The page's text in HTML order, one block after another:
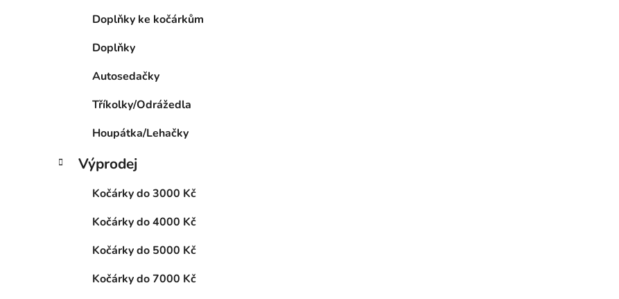
Doplňky ke kočárkům
Doplňky
Autosedačky
Tříkolky/Odrážedla
Houpátka/Lehačky
Výprodej
Kočárky do 3000 Kč
Kočárky do 4000 Kč
Kočárky do 5000 Kč
Kočárky do 7000 Kč